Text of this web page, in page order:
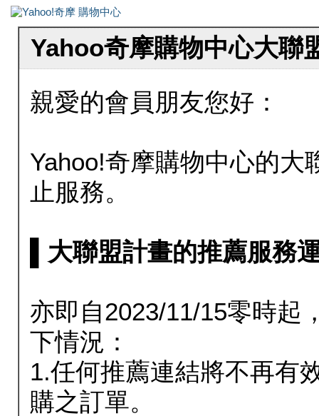
Yahoo奇摩購物中心大聯
親愛的會員朋友您好：
Yahoo!奇摩購物中心的大
止服務。
▌大聯盟計畫的推薦服務
亦即自2023/11/15零時起
下情況：
1.任何推薦連結將不再有
購之訂單。